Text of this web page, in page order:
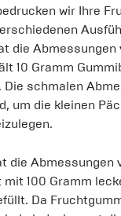
wir Ihre
die Abmessungen
10 Gramm
schmalen
um die kleinen
die Abmessungen
100 Gramm
Da